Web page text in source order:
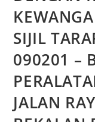
SIJIL
090201 –
JALAN